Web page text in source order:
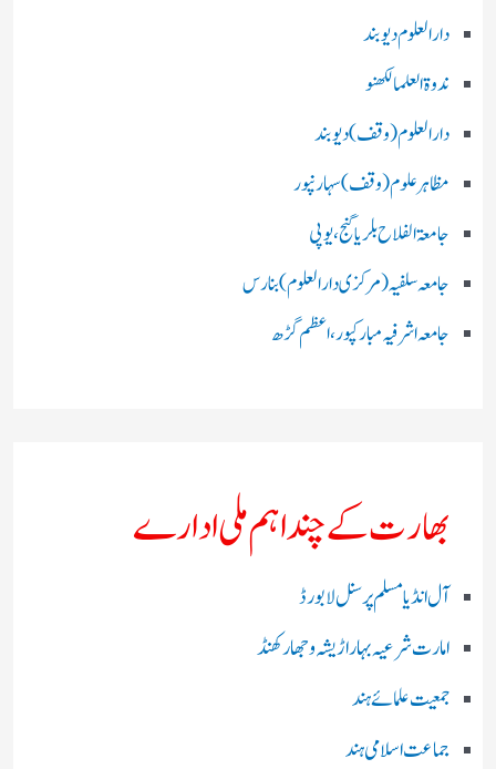
دارالعلوم دیوبند
ندوۃالعلما لکھنو
دارالعلوم (وقف)دیوبند
مظاہرعلوم (وقف)سہارنپور
جامعۃ الفلاح بلریاگنج،یوپی
جامعہ سلفیہ(مرکزی دارالعلوم )بنارس
جامعہ اشرفیہ مبارکپور،اعظم گڑھ
بھارت کے چند اہم ملی ادارے
آل انڈیا مسلم پرسنل لا بورڈ
امارت شرعیہ بہار اڑیشہ و جھارکھنڈ
جمعیت علمائے ہند
جماعت اسلامی ہند